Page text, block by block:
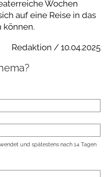
Wochen
auf eine Reise in das
können.
Redaktion / 10.04.2025
und spätestens nach 14 Tagen